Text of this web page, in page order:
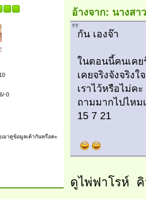
0
มาดูข้อมูลเค้ากันหรือคะ
อ้างจาก: นางส
กัน เองจ๊า
ในตอนนี้คนเคย
เคยจริงจังจริง
เราไว้หรือไม่ค
ถามมากไปไหม
15 7 21
ดูไพ่ฟาโรห์ คิ